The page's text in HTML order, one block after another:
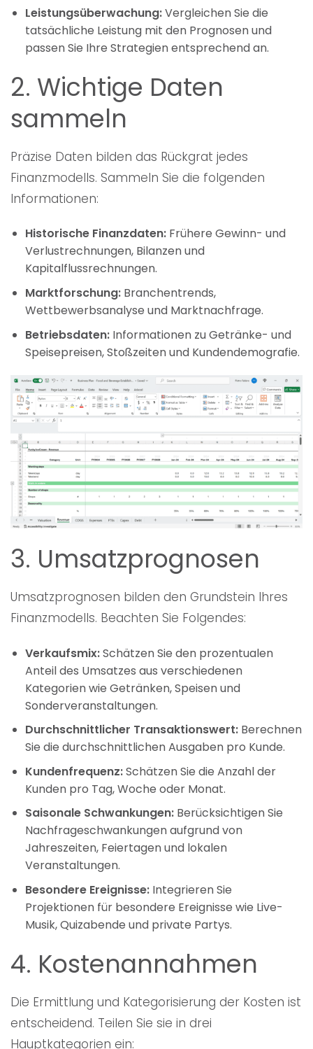
Leistungsüberwachung:Vergleichen Sie die
tatsächliche Leistung mit den Prognosen und
passen Sie Ihre Strategien entsprechend an.
2. Wichtige Daten
sammeln
Präzise Daten bilden das Rückgrat jedes
Finanzmodells. Sammeln Sie die folgenden
Informationen:
Historische Finanzdaten:Frühere Gewinn- und
Verlustrechnungen, Bilanzen und
Kapitalflussrechnungen.
Marktforschung:Branchentrends,
Wettbewerbsanalyse und Marktnachfrage.
Betriebsdaten:Informationen zu Getränke- und
Speisepreisen, Stoßzeiten und Kundendemografie.
3. Umsatzprognosen
Umsatzprognosen bilden den Grundstein Ihres
Finanzmodells. Beachten Sie Folgendes:
Verkaufsmix:Schätzen Sie den prozentualen
Anteil des Umsatzes aus verschiedenen
Kategorien wie Getränken, Speisen und
Sonderveranstaltungen.
Durchschnittlicher Transaktionswert:Berechnen
Sie die durchschnittlichen Ausgaben pro Kunde.
Kundenfrequenz:Schätzen Sie die Anzahl der
Kunden pro Tag, Woche oder Monat.
Saisonale Schwankungen:Berücksichtigen Sie
Nachfrageschwankungen aufgrund von
Jahreszeiten, Feiertagen und lokalen
Veranstaltungen.
Besondere Ereignisse:Integrieren Sie
Projektionen für besondere Ereignisse wie Live-
Musik, Quizabende und private Partys.
4. Kostenannahmen
Die Ermittlung und Kategorisierung der Kosten ist
entscheidend. Teilen Sie sie in drei
Hauptkategorien ein: